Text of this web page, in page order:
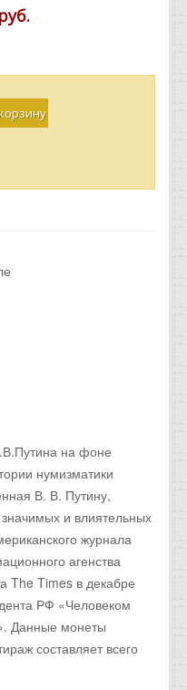
на фоне
нумизматики
В. В. Путину,
и влиятельных
журнала
агенства
The Times в декабре
РФ «Человеком
Данные монеты
составляет всего